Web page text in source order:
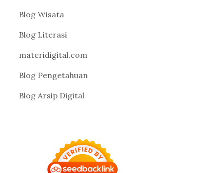
Blog Wisata
Blog Literasi
materidigital.com
Blog Pengetahuan
Blog Arsip Digital